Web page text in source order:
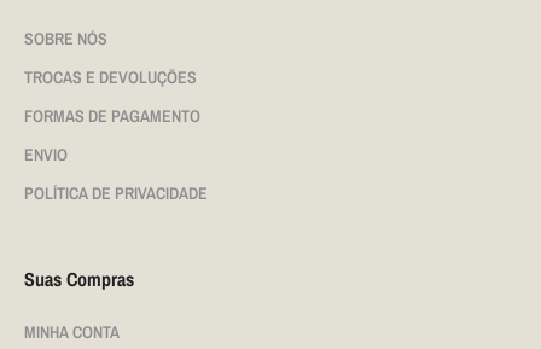
SOBRE NÓS
TROCAS E DEVOLUÇÕES
FORMAS DE PAGAMENTO
ENVIO
POLÍTICA DE PRIVACIDADE
Suas Compras
MINHA CONTA